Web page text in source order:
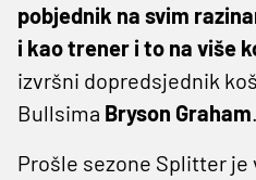
pobjednik na svim
i kao trener i to na više
izvršni dopredsjednik
Bullsima Bryson Graham.
Prošle sezone Splitter je